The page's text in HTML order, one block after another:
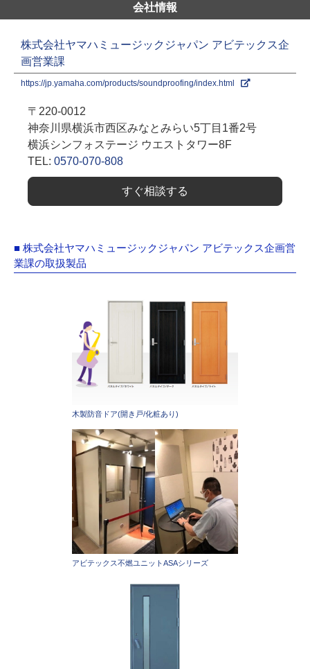
会社情報
株式会社ヤマハミュージックジャパン アビテックス企
画営業課
https://jp.yamaha.com/products/soundproofing/index.html
〒220-0012
神奈川県横浜市西区みなとみらい5丁⽬1番2号
横浜シンフォステージ ウエストタワー8F
TEL: 0570-070-808
すぐ相談する
■ 株式会社ヤマハミュージックジャパン アビテックス企画営
業課の取扱製品
木製防音ドア(開き戸/化粧あり)
アビテックス不燃ユニットASAシリーズ